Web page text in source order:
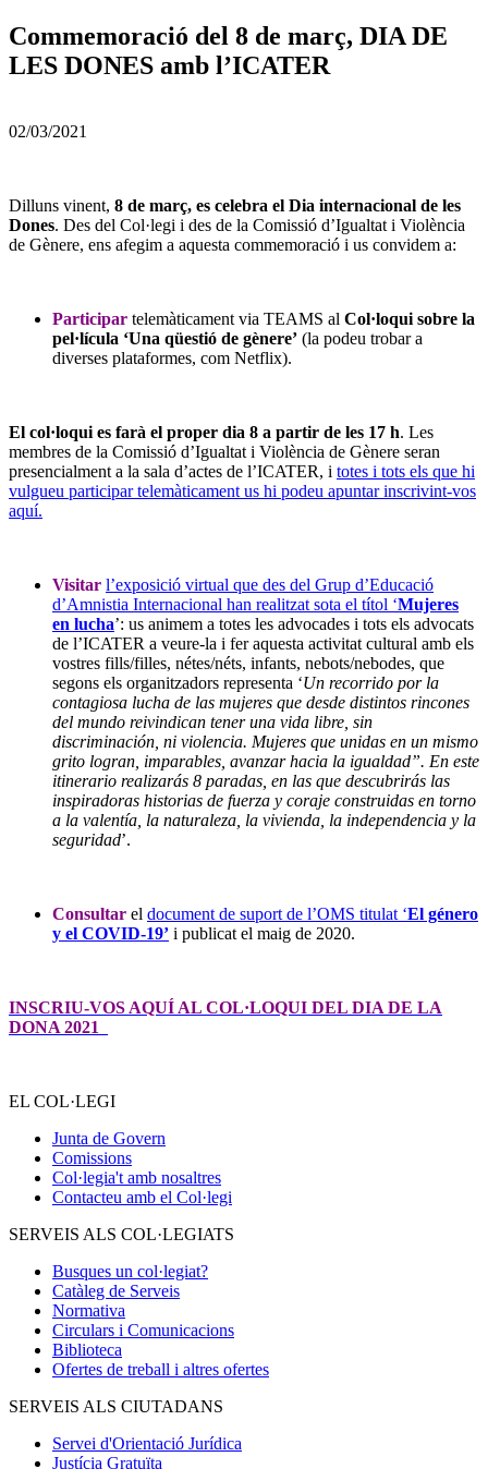
Commemoració del 8 de març, DIA DE
LES DONES amb l’ICATER
02/03/2021
Dilluns vinent, 8 de març, es celebra el Dia internacional de les
Dones. Des del Col·legi i des de la Comissió d’Igualtat i Violència
de Gènere, ens afegim a aquesta commemoració i us convidem a:
Participar telemàticament via TEAMS al Col·loqui sobre la
pel·lícula ‘Una qüestió de gènere’ (la podeu trobar a
diverses plataformes, com Netflix).
El col·loqui es farà el proper dia 8 a partir de les 17 h. Les
membres de la Comissió d’Igualtat i Violència de Gènere seran
presencialment a la sala d’actes de l’ICATER, i totes i tots els que hi
vulgueu participar telemàticament us hi podeu apuntar inscrivint-vos
aquí.
Visitar l’exposició virtual que des del Grup d’Educació
d’Amnistia Internacional han realitzat sota el títol ‘Mujeres
en lucha’: us animem a totes les advocades i tots els advocats
de l’ICATER a veure-la i fer aquesta activitat cultural amb els
vostres fills/filles, nétes/néts, infants, nebots/nebodes, que
segons els organitzadors representa ‘Un recorrido por la
contagiosa lucha de las mujeres que desde distintos rincones
del mundo reivindican tener una vida libre, sin
discriminación, ni violencia. Mujeres que unidas en un mismo
grito logran, imparables, avanzar hacia la igualdad”. En este
itinerario realizarás 8 paradas, en las que descubrirás las
inspiradoras historias de fuerza y coraje construidas en torno
a la valentía, la naturaleza, la vivienda, la independencia y la
seguridad’.
Consultar el document de suport de l’OMS titulat ‘El género
y el COVID-19’ i publicat el maig de 2020.
INSCRIU-VOS AQUÍ AL COL·LOQUI DEL DIA DE LA
DONA 2021
EL COL·LEGI
Junta de Govern
Comissions
Col·legia't amb nosaltres
Contacteu amb el Col·legi
SERVEIS ALS COL·LEGIATS
Busques un col·legiat?
Catàleg de Serveis
Normativa
Circulars i Comunicacions
Biblioteca
Ofertes de treball i altres ofertes
SERVEIS ALS CIUTADANS
Servei d'Orientació Jurídica
Justícia Gratuïta